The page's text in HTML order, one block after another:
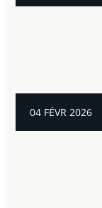
04 FÉVR 2026